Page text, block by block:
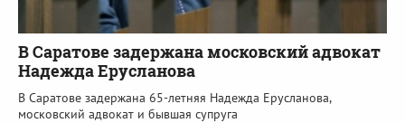
В Саратове задержана московский адвокат
Надежда Ерусланова
В Саратове задержана 65-летняя Надежда Ерусланова,
московский адвокат и бывшая супруга